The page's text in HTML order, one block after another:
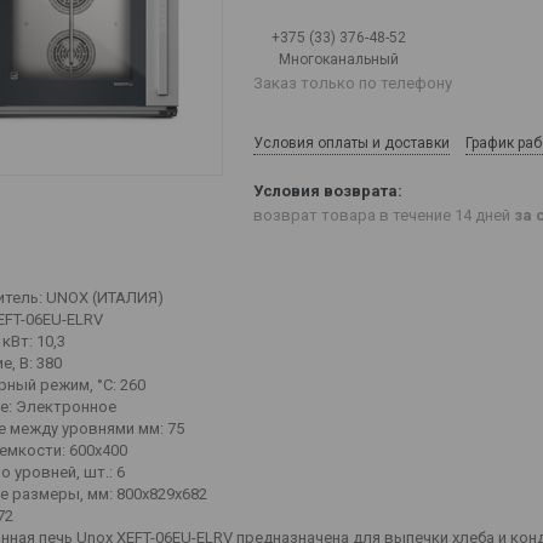
+375 (33) 376-48-52
Многоканальный
Заказ только по телефону
Условия оплаты и доставки График
возврат товара в течение 14 дней за
UNOX (ИТАЛИЯ)
06EU-ELRV
10,3
В: 380
режим, °C: 260
Электронное
между уровнями мм: 75
600х400
уровней, шт.: 6
размеры, мм: 800x829x682
печь Unox XEFT-06EU-ELRV предназначена для выпечки хлеба и